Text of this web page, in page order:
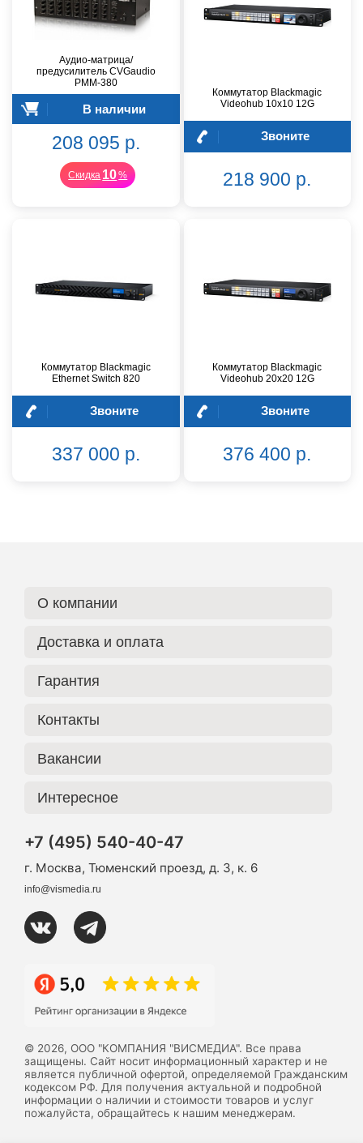
Аудио-матрица/
предусилитель CVGaudio
PMM-380
В наличии
208 095 р.
Скидка 10%
Коммутатор Blackmagic
Videohub 10x10 12G
Звоните
218 900 р.
Коммутатор Blackmagic
Ethernet Switch 820
Звоните
337 000 р.
Коммутатор Blackmagic
Videohub 20x20 12G
Звоните
376 400 р.
О компании
Доставка и оплата
Гарантия
Контакты
Вакансии
Интересное
+7 (495) 540-40-47
г. Москва, Тюменский проезд, д. 3, к. 6
info@vismedia.ru
© 2026, ООО "КОМПАНИЯ "ВИСМЕДИА". Все права
защищены. Сайт носит информационный характер и не
является публичной офертой, определяемой Гражданским
кодексом РФ. Для получения актуальной и подробной
информации о наличии и стоимости товаров и услуг
пожалуйста, обращайтесь к нашим менеджерам.